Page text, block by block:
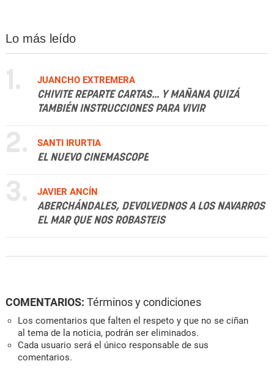
Lo más leído
1.
JUANCHO EXTREMERA
CHIVITE REPARTE CARTAS... Y MAÑANA QUIZÁ
TAMBIÉN INSTRUCCIONES PARA VIVIR
2.
SANTI IRURTIA
EL NUEVO CINEMASCOPE
3.
JAVIER ANCÍN
ABERCHÁNDALES, DEVOLVEDNOS A LOS NAVARROS
EL MAR QUE NOS ROBASTEIS
COMENTARIOS: Términos y condiciones
Los comentarios que falten el respeto y que no se ciñan
al tema de la noticia, podrán ser eliminados.
Cada usuario será el único responsable de sus
comentarios.